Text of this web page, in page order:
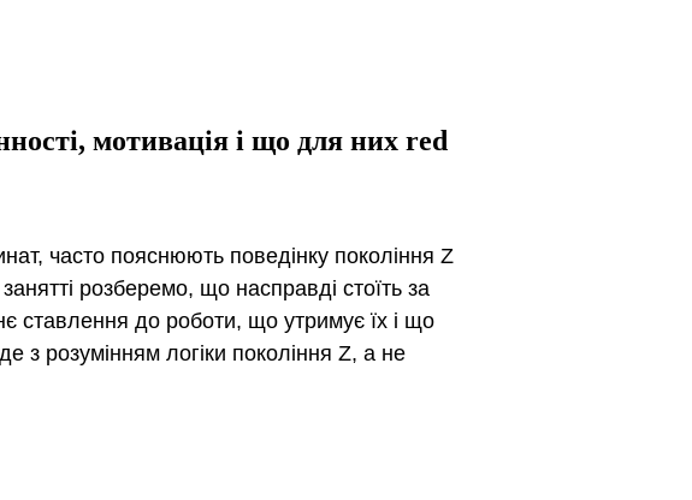
мотивація і що для них red
часто пояснюють поведінку покоління Z
розберемо, що насправді стоїть за
ставлення до роботи, що утримує їх і що
з розумінням логіки покоління Z, а не